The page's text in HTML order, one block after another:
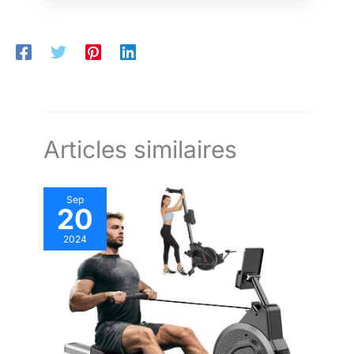
des problèmes, notre équipe de service est
prête à répondre dans les 24 heures. Votre
Articles similaires
Sep
20
2024